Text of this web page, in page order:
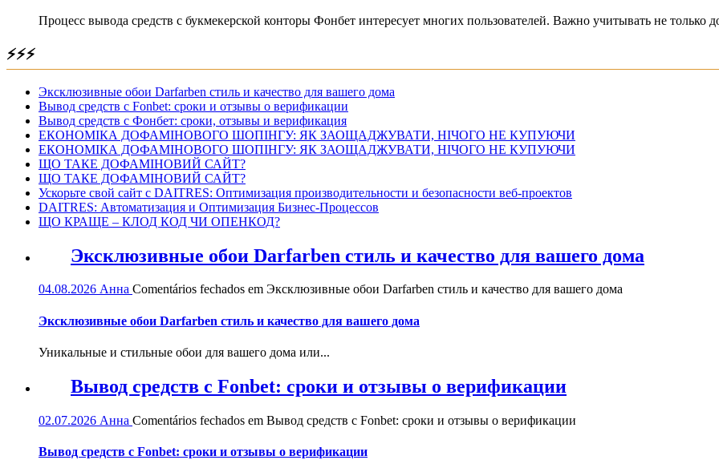
Процесс вывода средств с букмекерской конторы Фонбет интересует многих пользователей. Важно учитывать не только
⚡⚡⚡
Эксклюзивные обои Darfarben стиль и качество для вашего дома
Вывод средств с Fonbet: сроки и отзывы о верификации
Вывод средств с Фонбет: сроки, отзывы и верификация
ЕКОНОМІКА ДОФАМІНОВОГО ШОПІНГУ: ЯК ЗАОЩАДЖУВАТИ, НІЧОГО НЕ КУПУЮЧИ
ЕКОНОМІКА ДОФАМІНОВОГО ШОПІНГУ: ЯК ЗАОЩАДЖУВАТИ, НІЧОГО НЕ КУПУЮЧИ
ЩО ТАКЕ ДОФАМІНОВИЙ САЙТ?
ЩО ТАКЕ ДОФАМІНОВИЙ САЙТ?
Ускорьте свой сайт с DAITRES: Оптимизация производительности и безопасности веб-проектов
DAITRES: Автоматизация и Оптимизация Бизнес-Процессов
ЩО КРАЩЕ – КЛОД КОД ЧИ ОПЕНКОД?
Эксклюзивные обои Darfarben стиль и качество для вашего дома
04.08.2026 Анна Comentários fechados em Эксклюзивные обои Darfarben стиль и качество для вашего дома
Эксклюзивные обои Darfarben стиль и качество для вашего дома
Уникальные и стильные обои для вашего дома или...
Вывод средств с Fonbet: сроки и отзывы о верификации
02.07.2026 Анна Comentários fechados em Вывод средств с Fonbet: сроки и отзывы о верификации
Вывод средств с Fonbet: сроки и отзывы о верификации